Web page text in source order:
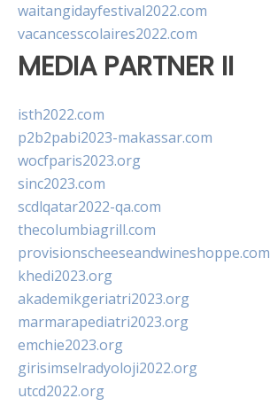
waitangidayfestival2022.com
vacancesscolaires2022.com
MEDIA PARTNER II
isth2022.com
p2b2pabi2023-makassar.com
wocfparis2023.org
sinc2023.com
scdlqatar2022-qa.com
thecolumbiagrill.com
provisionscheeseandwineshoppe.com
khedi2023.org
akademikgeriatri2023.org
marmarapediatri2023.org
emchie2023.org
girisimselradyoloji2022.org
utcd2022.org